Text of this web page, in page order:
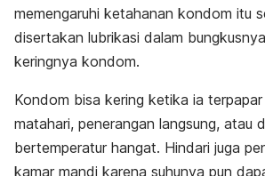
memengaruhi ketahanan kondom itu
disertakan lubrikasi dalam
keringnya kondom.
Kondom bisa kering ketika ia terpapar
matahari, penerangan langsung, atau
bertemperatur hangat. Hindari juga
kamar mandi karena suhunya pun